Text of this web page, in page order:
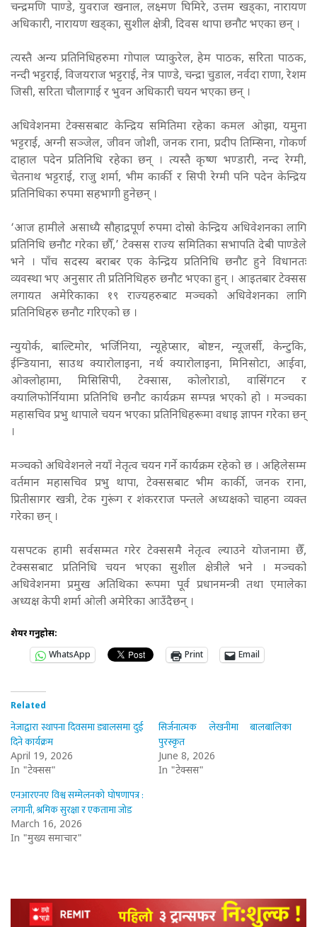
चन्द्रमणि पाण्डे, युवराज खनाल, लक्ष्मण घिमिरे, उत्तम खड्का, नारायण
अधिकारी, नारायण खड्का, सुशील क्षेत्री, दिवस थापा छनौट भएका छन् ।
त्यस्तै अन्य प्रतिनिधिहरुमा गोपाल प्याकुरेल, हेम पाठक, सरिता पाठक,
नन्दी भट्टराई, विजयराज भट्टराई, नेत्र पाण्डे, चन्द्रा चुडाल, नर्वदा राणा, रेशम
जिसी, सरिता चौलागाई र भुवन अधिकारी चयन भएका छन् ।
अधिवेशनमा टेक्ससबाट केन्द्रिय समितिमा रहेका कमल ओझा, यमुना
भट्टराई, अग्नी सञ्जेल, जीवन जोशी, जनक राना, प्रदीप तिम्सिना, गोकर्ण
दाहाल पदेन प्रतिनिधि रहेका छन् । त्यस्तै कृष्ण भण्डारी, नन्द रेग्मी,
चेतनाथ भट्टराई, राजु शर्मा, भीम कार्की र सिपी रेग्मी पनि पदेन केन्द्रिय
प्रतिनिधिका रुपमा सहभागी हुनेछन् ।
‘आज हामीले असाध्यै सौहाद्रपूर्ण रुपमा दोस्रो केन्द्रिय अधिवेशनका लागि
प्रतिनिधि छनौट गरेका छौँ,’ टेक्सस राज्य समितिका सभापति देबी पाण्डेले
भने । पाँच सदस्य बराबर एक केन्द्रिय प्रतिनिधि छनौट हुने विधानतः
व्यवस्था भए अनुसार ती प्रतिनिधिहरु छनौट भएका हुन् । आइतबार टेक्सस
लगायत अमेरिकाका १९ राज्यहरुबाट मञ्चको अधिवेशनका लागि
प्रतिनिधिहरु छनौट गरिएको छ ।
न्युयोर्क, बाल्टिमोर, भर्जिनिया, न्यूहेप्सार, बोष्टन, न्यूजर्सी, केन्टुकि,
ईन्डियाना, साउथ क्यारोलाइना, नर्थ क्यारोलाइना, मिनिसोटा, आईवा,
ओक्लोहामा, मिसिसिपी, टेक्सास, कोलोराडो, वासिंगटन र
क्यालिफोर्नियामा प्रतिनिधि छनौट कार्यक्रम सम्पन्न भएको हो । मञ्चका
महासचिव प्रभु थापाले चयन भएका प्रतिनिधिहरूमा वधाइ ज्ञापन गरेका छन्
।
मञ्चको अधिवेशनले नयाँ नेतृत्व चयन गर्ने कार्यक्रम रहेको छ । अहिलेसम्म
वर्तमान महासचिव प्रभु थापा, टेक्ससबाट भीम कार्की, जनक राना,
प्रितीसागर खत्री, टेक गुरूंग र शंकरराज पन्तले अध्यक्षको चाहना व्यक्त
गरेका छन् ।
यसपटक हामी सर्वसम्मत गरेर टेक्ससमै नेतृत्व ल्याउने योजनामा छैँ,
टेक्ससबाट प्रतिनिधि चयन भएका सुशील क्षेत्रीले भने । मञ्चको
अधिवेशनमा प्रमुख अतिथिका रूपमा पूर्व प्रधानमन्त्री तथा एमालेका
अध्यक्ष केपी शर्मा ओली अमेरिका आउँदैछन् ।
शेयर गर्नुहोस:
WhatsApp
Print Email
Related
नेजाद्वारा स्थापना दिवसमा ड्यालसमा दुई
दिने कार्यक्रम
April 19, 2026
In "टेक्सस"
सिर्जनात्मक लेखनीमा बालबालिका
पुरस्कृत
June 8, 2026
In "टेक्सस"
एनआरएनए विश्व सम्मेलनको घोषणापत्र :
लगानी, श्रमिक सुरक्षा र एकतामा जोड
March 16, 2026
In "मुख्य समाचार"